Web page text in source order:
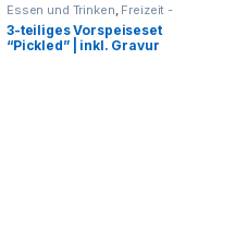
Essen und Trinken, Freizeit -
Reisen - Camping - Outdoor
Geschenkideen,Grillzubehör
Haushalt und Deko,Küche -
Haushalt - Deko
3-teiliges Vorspeiseset
“Pickled” | inkl. Gravur